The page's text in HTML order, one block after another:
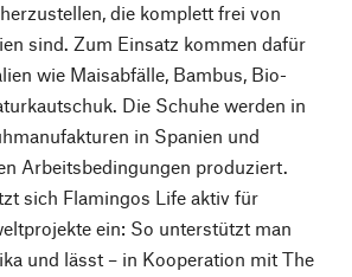
die komplett frei von
sind. Zum Einsatz kommen dafür
wie Maisabfälle, Bambus, Bio-
Die Schuhe werden in
in Spanien und
Arbeitsbedingungen produziert.
sich Flamingos Life aktiv für
ein: So unterstützt man
und lässt – in Kooperation mit The